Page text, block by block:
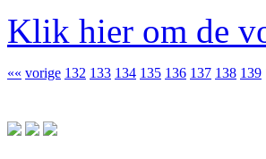
Klik hier om de
«« vorige 132 133 134 135 136 137 138 139